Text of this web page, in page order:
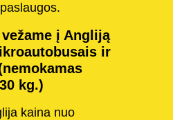
į Angliją
ir
kg.)
kaina nuo